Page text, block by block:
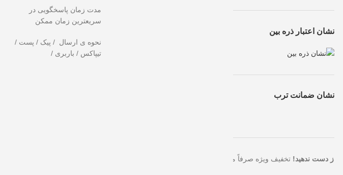
نشان اعتبار ذره بین
نشان ضمانت ترب
فرصت طلایی را از دست ندهید!خود را ثبت کنید.
مدت زمان پاسخگویی در
سریعترین زمان ممکن
نحوه ی ارسال / پیک / پست /
تیپاکس / باربری /